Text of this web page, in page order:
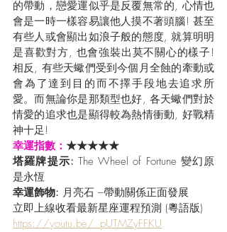
的帶動，戀愛運似乎是反覆無常的, 心情也
會是一時一樣容易讓他人摸不著頭腦! 甚至
有些人或會顯出如浪子般的態度, 就算明明
是喜歡對方, 也會強裝出莫不關心的樣子!
相反, 有些天蠍們受到今個月全蝕的牽動或
會為了達到目的而不擇手段地去追求所
愛。而無論你是那類型也好, 各天蠍們對於
情愛的追求也是顯得較為熱情衝動, 好戰精
神十足!
幸運指數： ★★★★★
塔羅牌提示: The Wheel of Fortune 變幻原
是永恆
幸運飾物: 月亮石 –帶動關係正面發展
立即上線收看最新星座運程預測 (粵語版)
https://youtu.be/_pUTMZyFFKU